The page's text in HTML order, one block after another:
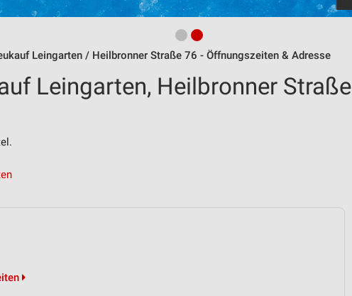
Leingarten / Heilbronner Straße 76 - Öffnungszeiten & Adresse
Leingarten, Heilbronner Straße